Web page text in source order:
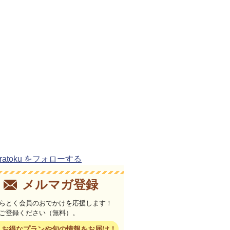
をフォローする
メルマガ登録
とく会員のおでかけを応援します！
登録ください（無料）。